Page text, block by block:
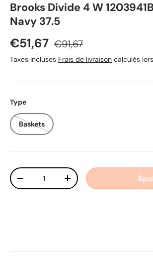
Brooks Divide 4 W
Navy 37.5
Prix soldé
€51,67 Prix habituel
€91,67
Taxes incluses Frais de livraison calculés
Type
Baskets
Qté
Diminuer la quantitéAugmenter la quantité